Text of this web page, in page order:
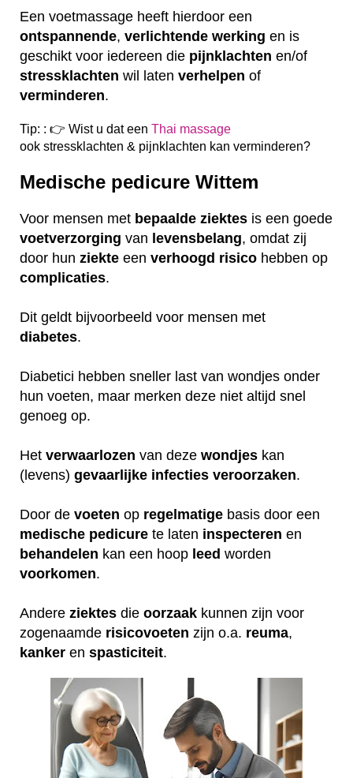
Een voetmassage heeft hierdoor een
ontspannende, verlichtende werking en is
geschikt voor iedereen die pijnklachten en/of
stressklachten wil laten verhelpen of
verminderen.
Tip: : 👉 Wist u dat een Thai massage
ook stressklachten & pijnklachten kan verminderen?
Medische pedicure Wittem
Voor mensen met bepaalde ziektes is een goede
voetverzorging van levensbelang, omdat zij
door hun ziekte een verhoogd risico hebben op
complicaties.
Dit geldt bijvoorbeeld voor mensen met
diabetes.
Diabetici hebben sneller last van wondjes onder
hun voeten, maar merken deze niet altijd snel
genoeg op.
Het verwaarlozen van deze wondjes kan
(levens) gevaarlijke infecties veroorzaken.
Door de voeten op regelmatige basis door een
medische pedicure te laten inspecteren en
behandelen kan een hoop leed worden
voorkomen.
Andere ziektes die oorzaak kunnen zijn voor
zogenaamde risicovoeten zijn o.a. reuma,
kanker en spasticiteit.